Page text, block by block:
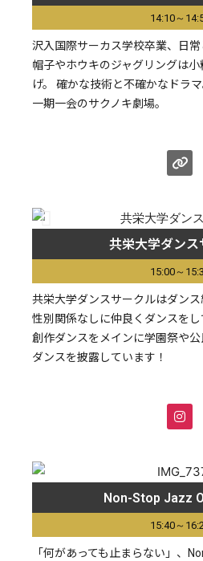
14:10～
沢入国際サーカス学校卒業、日常
帽子やホウキのジャグリングは
げ。 確かな技術と不確かなドラ
一期一会のサクノキ劇場。
共栄大学ダンス
15:00～
共栄大学ダンスサークルはダン
性別関係なしに仲良くダンスをし
創作ダンスをメインに学園祭や
ダンスを披露しています！
Non-Stop Jazz
15:40～
「何があっても止まらない」、